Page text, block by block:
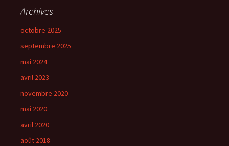
Archives
octobre 2025
septembre 2025
mai 2024
avril 2023
novembre 2020
mai 2020
avril 2020
août 2018